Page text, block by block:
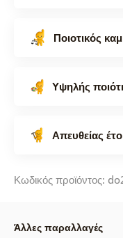
Ποιοτικός
Υψηλής
Απευθείας
Κωδικός προϊόντος:
Άλλες παραλλαγές